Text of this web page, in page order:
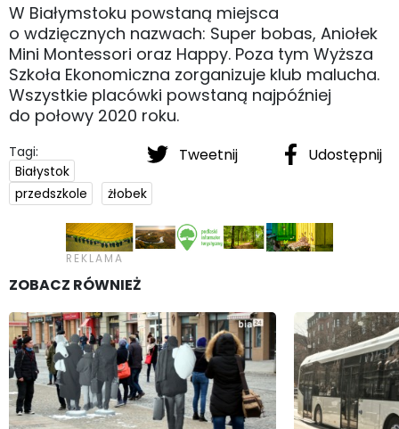
W Białymstoku powstaną miejsca
o wdzięcznych nazwach: Super bobas, Aniołek
Mini Montessori oraz Happy. Poza tym Wyższa
Szkoła Ekonomiczna zorganizuje klub malucha.
Wszystkie placówki powstaną najpóźniej
do połowy 2020 roku.
Tweetnij Udostępnij
Tagi:
Białystok
przedszkole
żłobek
ZOBACZ RÓWNIEŻ